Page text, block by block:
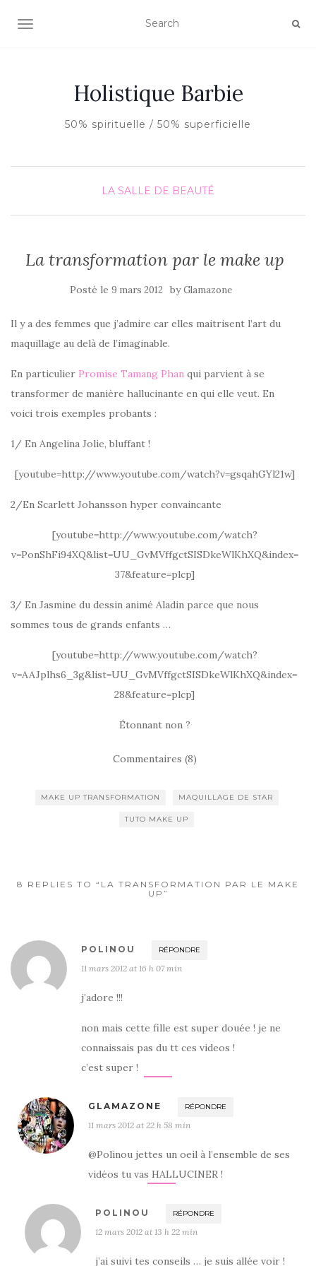
AFFICHER/MASQUER LA NAVIGATION
Holistique Barbie
50% spirituelle / 50% superficielle
LA SALLE DE BEAUTÉ
La transformation par le make up
Posté le 9 mars 2012 byGlamazone
Il y a des femmes que j’admire car elles maitrisent l’art du
maquillage au delà de l’imaginable.
En particulier Promise Tamang Phan qui parvient à se
transformer de manière hallucinante en qui elle veut. En
voici trois exemples probants :
1/ En Angelina Jolie, bluffant !
[youtube=http://www.youtube.com/watch?v=gsqahGYl21w]
2/En Scarlett Johansson hyper convaincante
[youtube=http://www.youtube.com/watch?
v=PonShFi94XQ&list=UU_GvMVffgctSISDkeWlKhXQ&index=
37&feature=plcp]
3/ En Jasmine du dessin animé Aladin parce que nous
sommes tous de grands enfants …
[youtube=http://www.youtube.com/watch?
v=AAJplhs6_3g&list=UU_GvMVffgctSISDkeWlKhXQ&index=
28&feature=plcp]
Étonnant non ?
Commentaires (8)
MAKE UP TRANSFORMATION MAQUILLAGE DE STAR
TUTO MAKE UP
8 REPLIES TO “LA TRANSFORMATION PAR LE MAKE
UP”
POLINOU RÉPONDRE
11 mars 2012 at 16 h 07 min
j’adore !!!
non mais cette fille est super douée ! je ne
connaissais pas du tt ces videos !
c’est super !
GLAMAZONE RÉPONDRE
11 mars 2012 at 22 h 58 min
@Polinou jettes un oeil à l’ensemble de ses
vidéos tu vas HALLUCINER !
POLINOU RÉPONDRE
12 mars 2012 at 13 h 22 min
j’ai suivi tes conseils … je suis allée voir !